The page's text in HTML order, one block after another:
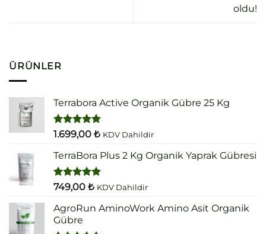
oldu!
ÜRÜNLER
Terrabora Active Organik Gübre 25 Kg
5 üzerinden
oy
aldı
1.699,00 ₺ KDV Dahildir
TerraBora Plus 2 Kg Organik Yaprak Gübresi
5 üzerinden
oy
aldı
749,00 ₺ KDV Dahildir
AgroRun AminoWork Amino Asit Organik
Gübre